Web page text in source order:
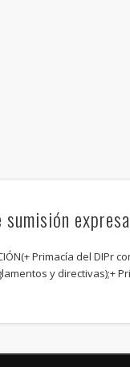
expresa
Primacía del DIPr
y directivas);+